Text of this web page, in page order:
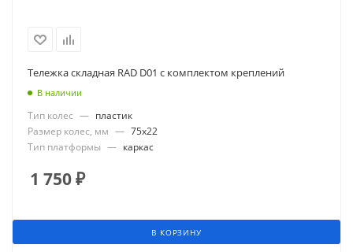
Тележка складная RAD D01 с комплектом креплений
В наличии
Тип колес — пластик
Размер колес, мм — 75x22
Тип платформы — каркас
1 750₽
В КОРЗИНУ